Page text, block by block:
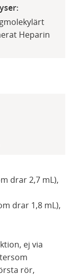
Heparin
drar 2,7 mL),
drar 1,8 mL),
ej via
rör,